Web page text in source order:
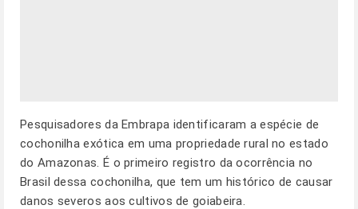
Pesquisadores da Embrapa identificaram a espécie de
cochonilha exótica em uma propriedade rural no estado
do Amazonas. É o primeiro registro da ocorrência no
Brasil dessa cochonilha, que tem um histórico de causar
danos severos aos cultivos de goiabeira.